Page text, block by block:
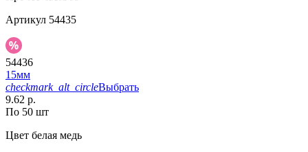
Артикул 54435
54436
15мм
checkmark_alt_circleВыбрать
9.62 р.
По 50 шт
Цвет белая медь